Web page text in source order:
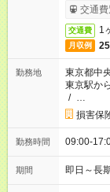
交通費
交通費 1
月収例
勤務地
東京都中
東京駅か
/ …
損害保
勤務時間 09:00-
期間 即日～長